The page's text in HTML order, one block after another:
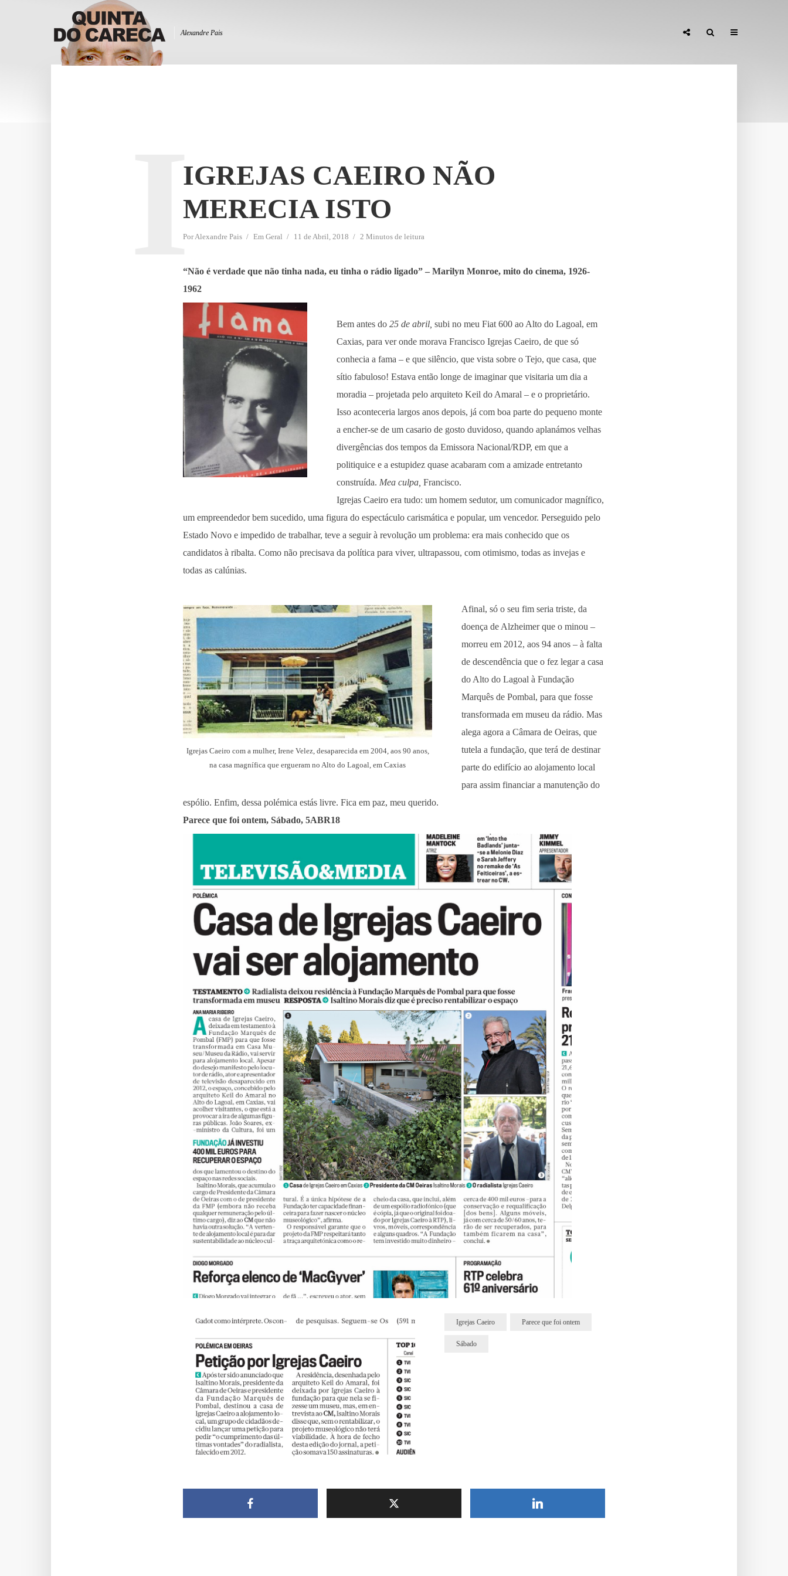
Alexandre Pais
IGREJAS CAEIRO NÃO
MERECIA ISTO
PorAlexandre Pais Em Geral 11 de Abril, 2018 2 Minutos de leitura
I
“Não é verdade que não tinha nada, eu tinha o rádio ligado” – Marilyn Monroe, mito do cinema, 1926-
1962
Bem antes do 25 de abril, subi no meu Fiat 600 ao Alto do Lagoal, em
Caxias, para ver onde morava Francisco Igrejas Caeiro, de que só
conhecia a fama – e que silêncio, que vista sobre o Tejo, que casa, que
sítio fabuloso! Estava então longe de imaginar que visitaria um dia a
moradia – projetada pelo arquiteto Keil do Amaral – e o proprietário.
Isso aconteceria largos anos depois, já com boa parte do pequeno monte
a encher-se de um casario de gosto duvidoso, quando aplanámos velhas
divergências dos tempos da Emissora Nacional/RDP, em que a
politiquice e a estupidez quase acabaram com a amizade entretanto
construída. Mea culpa, Francisco.
Igrejas Caeiro era tudo: um homem sedutor, um comunicador magnífico,
um empreendedor bem sucedido, uma figura do espectáculo carismática e popular, um vencedor. Perseguido pelo
Estado Novo e impedido de trabalhar, teve a seguir à revolução um problema: era mais conhecido que os
candidatos à ribalta. Como não precisava da política para viver, ultrapassou, com otimismo, todas as invejas e
todas as calúnias.
Igrejas Caeiro com a mulher, Irene Velez, desaparecida em 2004, aos 90 anos,
na casa magnífica que ergueram no Alto do Lagoal, em Caxias
Afinal, só o seu fim seria triste, da
doença de Alzheimer que o minou –
morreu em 2012, aos 94 anos – à falta
de descendência que o fez legar a casa
do Alto do Lagoal à Fundação
Marquês de Pombal, para que fosse
transformada em museu da rádio. Mas
alega agora a Câmara de Oeiras, que
tutela a fundação, que terá de destinar
parte do edifício ao alojamento local
para assim financiar a manutenção do
espólio. Enfim, dessa polémica estás livre. Fica em paz, meu querido.
Parece que foi ontem, Sábado, 5ABR18
Igrejas Caeiro Parece que foi ontem
Sábado